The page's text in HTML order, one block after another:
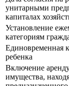
унитарными
капиталах
Установление
категориям
Единовременная
ребенка
Включение
имущества,